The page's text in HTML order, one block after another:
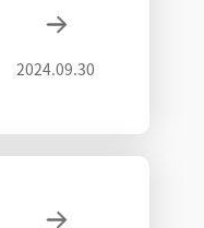
2024.09.30